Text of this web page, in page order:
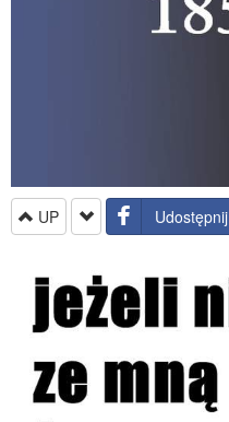
UP Udostępnij